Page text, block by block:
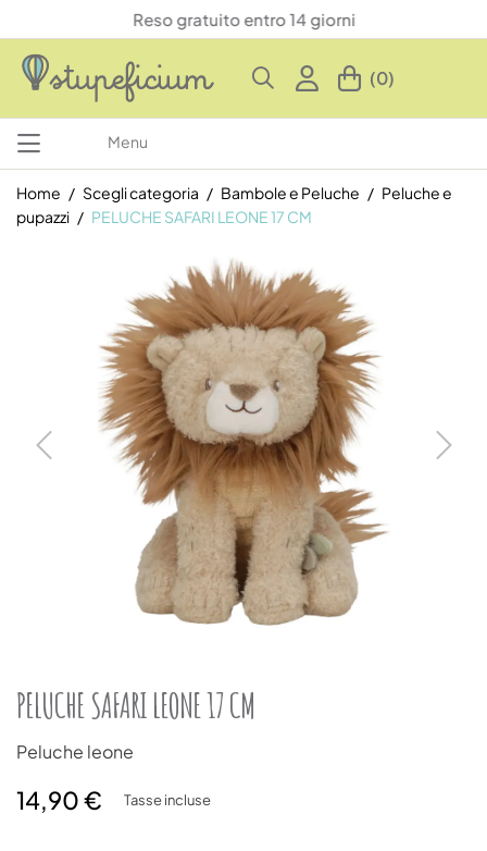
Reso gratuito entro 14 giorni
(0)
Menu
Home Scegli categoria Bambole e Peluche
Peluche e
pupazzi
PELUCHE SAFARI LEONE 17 CM
PELUCHE SAFARI LEONE 17 CM
Peluche leone
14,90 € Tasse incluse